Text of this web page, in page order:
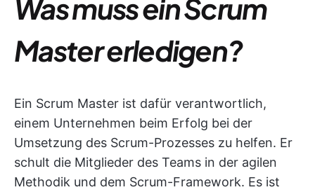
Was muss ein Scrum
Master erledigen?
Ein Scrum Master ist dafür verantwortlich,
einem Unternehmen beim Erfolg bei der
Umsetzung des Scrum-Prozesses zu helfen. Er
schult die Mitglieder des Teams in der agilen
Methodik und dem Scrum-Framework. Es ist